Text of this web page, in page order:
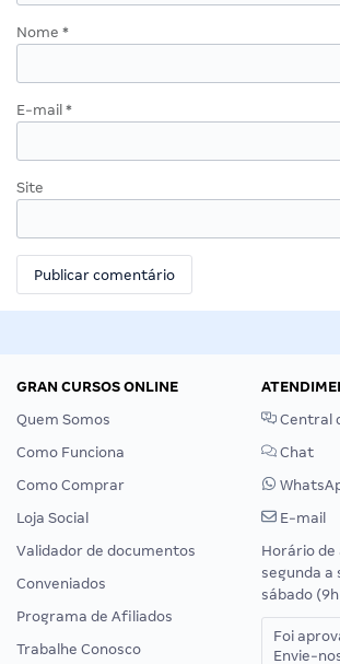
Nome *
E-mail *
Site
GRAN CURSOS ONLINE
Quem Somos
Como Funciona
Como Comprar
Loja Social
Validador de documentos
Conveniados
Programa de Afiliados
Trabalhe Conosco
Central
Chat
E-mail
Horário
segunda a
sábado
Foi
Envie-